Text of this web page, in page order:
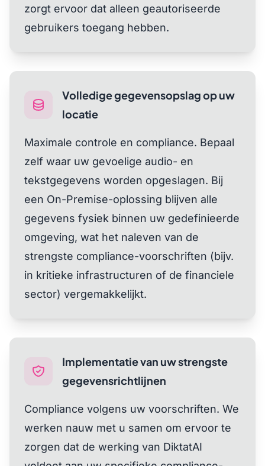
zorgt ervoor dat alleen geautoriseerde
gebruikers toegang hebben.
Volledige gegevensopslag op uw
locatie
Maximale controle en compliance. Bepaal
zelf waar uw gevoelige audio- en
tekstgegevens worden opgeslagen. Bij
een On-Premise-oplossing blijven alle
gegevens fysiek binnen uw gedefinieerde
omgeving, wat het naleven van de
strengste compliance-voorschriften (bijv.
in kritieke infrastructuren of de financiele
sector) vergemakkelijkt.
Implementatie van uw strengste
gegevensrichtlijnen
Compliance volgens uw voorschriften. We
werken nauw met u samen om ervoor te
zorgen dat de werking van DiktatAI